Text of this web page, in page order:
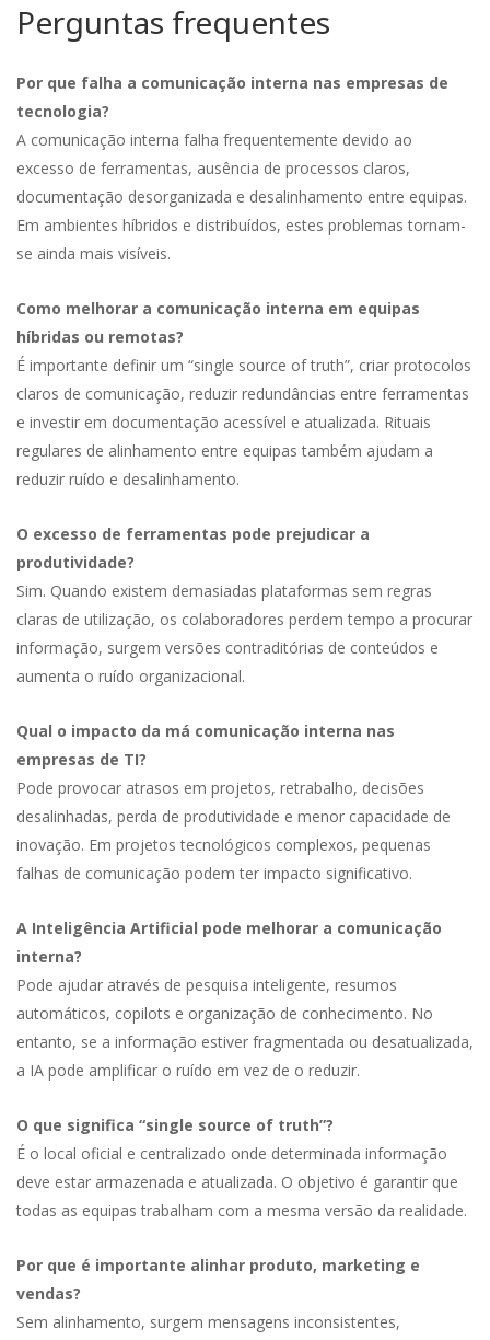
Perguntas frequentes
Por que falha a comunicação interna nas empresas de
tecnologia?
A comunicação interna falha frequentemente devido ao
excesso de ferramentas, ausência de processos claros,
documentação desorganizada e desalinhamento entre equipas.
Em ambientes híbridos e distribuídos, estes problemas tornam-
se ainda mais visíveis.
Como melhorar a comunicação interna em equipas
híbridas ou remotas?
É importante definir um “single source of truth”, criar protocolos
claros de comunicação, reduzir redundâncias entre ferramentas
e investir em documentação acessível e atualizada. Rituais
regulares de alinhamento entre equipas também ajudam a
reduzir ruído e desalinhamento.
O excesso de ferramentas pode prejudicar a
produtividade?
Sim. Quando existem demasiadas plataformas sem regras
claras de utilização, os colaboradores perdem tempo a procurar
informação, surgem versões contraditórias de conteúdos e
aumenta o ruído organizacional.
Qual o impacto da má comunicação interna nas
empresas de TI?
Pode provocar atrasos em projetos, retrabalho, decisões
desalinhadas, perda de produtividade e menor capacidade de
inovação. Em projetos tecnológicos complexos, pequenas
falhas de comunicação podem ter impacto significativo.
A Inteligência Artificial pode melhorar a comunicação
interna?
Pode ajudar através de pesquisa inteligente, resumos
automáticos, copilots e organização de conhecimento. No
entanto, se a informação estiver fragmentada ou desatualizada,
a IA pode amplificar o ruído em vez de o reduzir.
O que significa “single source of truth”?
É o local oficial e centralizado onde determinada informação
deve estar armazenada e atualizada. O objetivo é garantir que
todas as equipas trabalham com a mesma versão da realidade.
Por que é importante alinhar produto, marketing e
vendas?
Sem alinhamento, surgem mensagens inconsistentes,